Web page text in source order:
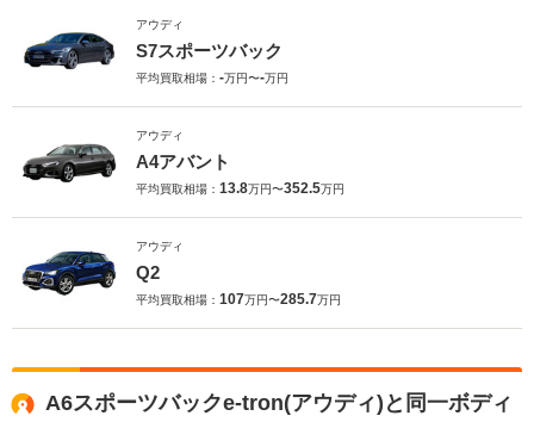
アウディ
S7スポーツバック
平均買取相場： -万円〜-万円
アウディ
A4アバント
平均買取相場： 13.8万円〜352.5万円
アウディ
Q2
平均買取相場： 107万円〜285.7万円
A6スポーツバックe-tron(アウディ)と同一ボディ